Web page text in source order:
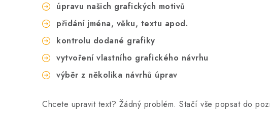
úpravu našich grafických motivů
přidání jména, věku, textu apod.
kontrolu dodané grafiky
vytvoření vlastního grafického návrhu
výběr z několika návrhů úprav
Chcete upravit text? Žádný problém. Stačí vše popsat do